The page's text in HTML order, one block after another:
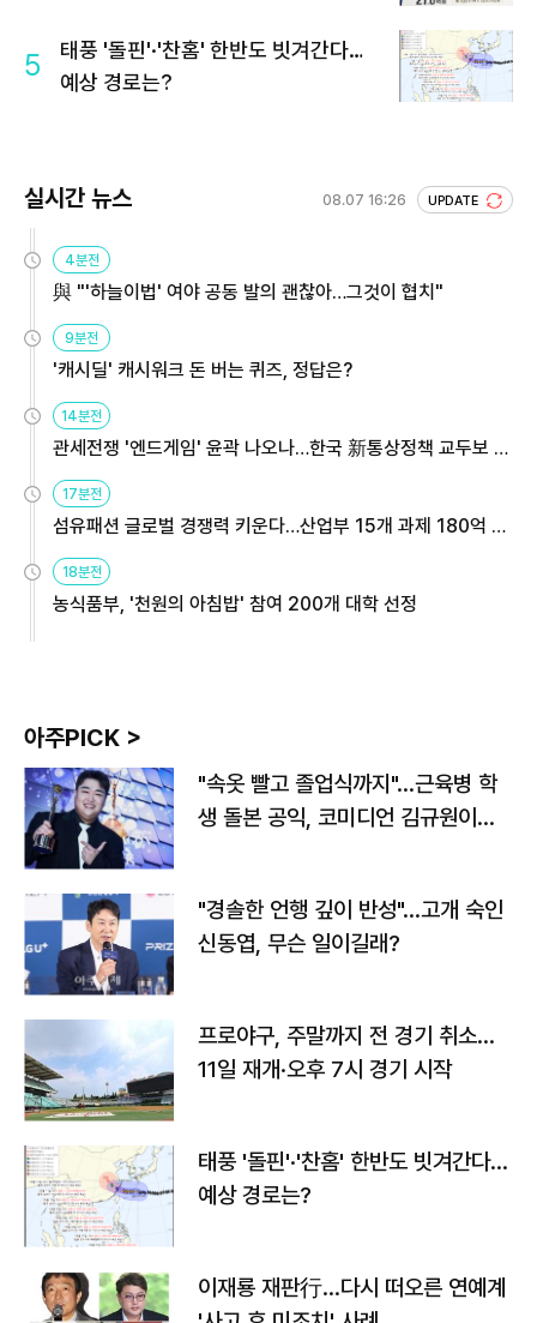
5
태풍 '돌핀'·'찬홈' 한반도 빗겨간다…
예상 경로는?
실시간 뉴스 08.07 16:26 UPDATE
4분전
與 "'하늘이법' 여야 공동 발의 괜찮아…그것이 협치"
9분전
'캐시딜' 캐시워크 돈 버는 퀴즈, 정답은?
14분전
관세전쟁 '엔드게임' 윤곽 나오나…한국 新통상정책 교두보 활
17분전
섬유패션 글로벌 경쟁력 키운다…산업부 15개 과제 180억 지
18분전
농식품부, '천원의 아침밥' 참여 200개 대학 선정
아주PICK >
"속옷 빨고 졸업식까지"…근육병 학
생 돌본 공익, 코미디언 김규원이었
"경솔한 언행 깊이 반성"…고개 숙인
신동엽, 무슨 일이길래?
프로야구, 주말까지 전 경기 취소…
11일 재개·오후 7시 경기 시작
태풍 '돌핀'·'찬홈' 한반도 빗겨간다…
예상 경로는?
이재룡 재판行…다시 떠오른 연예계